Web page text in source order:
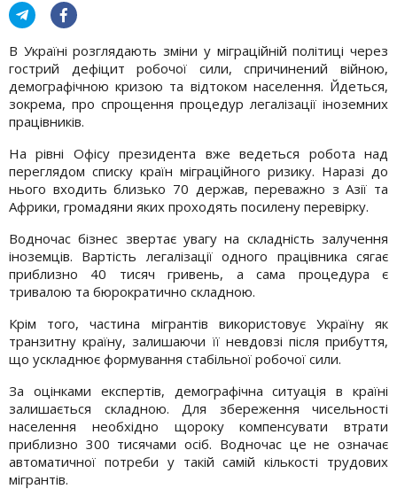
В Україні розглядають зміни у міграційній політиці через
гострий дефіцит робочої сили, спричинений війною,
демографічною кризою та відтоком населення. Йдеться,
зокрема, про спрощення процедур легалізації іноземних
працівників.
На рівні Офісу президента вже ведеться робота над
переглядом списку країн міграційного ризику. Наразі до
нього входить близько 70 держав, переважно з Азії та
Африки, громадяни яких проходять посилену перевірку.
Водночас бізнес звертає увагу на складність залучення
іноземців. Вартість легалізації одного працівника сягає
приблизно 40 тисяч гривень, а сама процедура є
тривалою та бюрократично складною.
Крім того, частина мігрантів використовує Україну як
транзитну країну, залишаючи її невдовзі після прибуття,
що ускладнює формування стабільної робочої сили.
За оцінками експертів, демографічна ситуація в країні
залишається складною. Для збереження чисельності
населення необхідно щороку компенсувати втрати
приблизно 300 тисячами осіб. Водночас це не означає
автоматичної потреби у такій самій кількості трудових
мігрантів.